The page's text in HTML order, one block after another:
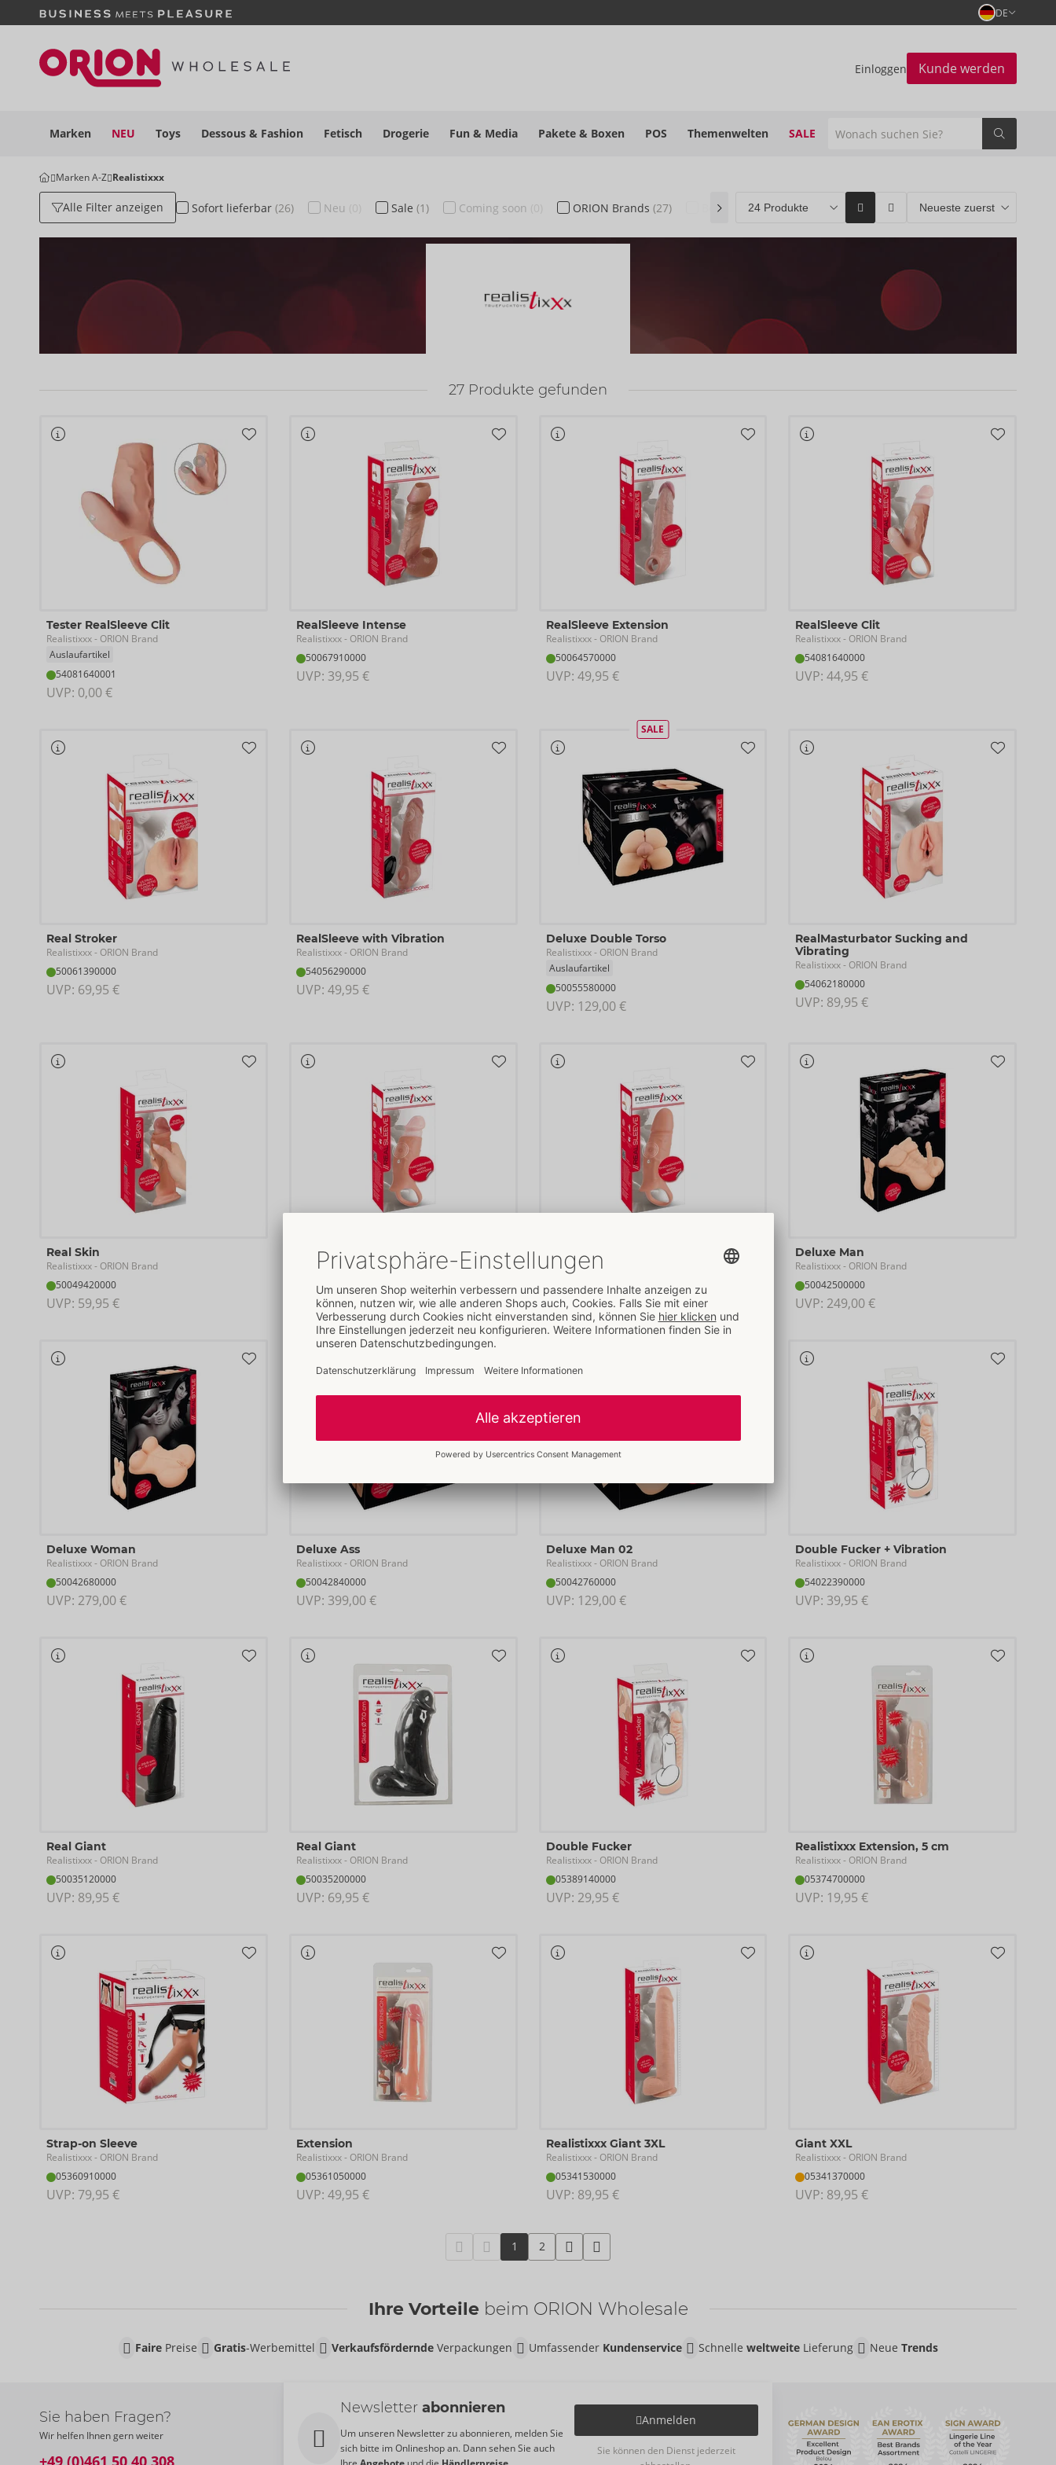
DE
Einloggen Kunde werden
Marken NEU Toys Dessous & Fashion Fetisch Drogerie Fun & Media Pakete & Boxen POS Themenwelten SALE
Marken A-Z Realistixxx
Alle Filter anzeigen Sofort lieferbar (26) Neu (0) Sale (1) Coming soon (0) ORION Brands (27) Bestseller(0)
27 Produkte gefunden
Tester RealSleeve Clit
Realistixxx- ORION Brand
Auslaufartikel
54081640001
UVP: 0,00 €
RealSleeve Intense
Realistixxx- ORION Brand
50067910000
UVP: 39,95 €
RealSleeve Extension
Realistixxx- ORION Brand
50064570000
UVP: 49,95 €
RealSleeve Clit
Realistixxx- ORION Brand
54081640000
UVP: 44,95 €
Real Stroker
Realistixxx- ORION Brand
50061390000
UVP: 69,95 €
RealSleeve with Vibration
Realistixxx- ORION Brand
54056290000
UVP: 49,95 €
SALE
Deluxe Double Torso
Realistixxx- ORION Brand
Auslaufartikel
50055580000
UVP: 129,00 €
RealMasturbator Sucking and
Vibrating
Realistixxx- ORION Brand
54062180000
UVP: 89,95 €
Real Skin
Realistixxx- ORION Brand
50049420000
UVP: 59,95 €
RealSleeve Open
Realistixxx - ORION Brand
54051490000
UVP: 39,95 €
RealSleeve Close
Realistixxx- ORION Brand
54051570000
UVP: 39,95 €
Deluxe Man
Realistixxx- ORION Brand
50042500000
UVP: 249,00 €
Deluxe Woman
Realistixxx- ORION Brand
50042680000
UVP: 279,00 €
Deluxe Ass
Realistixxx- ORION Brand
50042840000
UVP: 399,00 €
Deluxe Man 02
Realistixxx- ORION Brand
50042760000
UVP: 129,00 €
Double Fucker + Vibration
Realistixxx- ORION Brand
54022390000
UVP: 39,95 €
Real Giant
Realistixxx- ORION Brand
50035120000
UVP: 89,95 €
Real Giant
Realistixxx- ORION Brand
50035200000
UVP: 69,95 €
Double Fucker
Realistixxx- ORION Brand
05389140000
UVP: 29,95 €
Realistixxx Extension, 5 cm
Realistixxx- ORION Brand
05374700000
UVP: 19,95 €
Strap-on Sleeve
Realistixxx- ORION Brand
05360910000
UVP: 79,95 €
Extension
Realistixxx- ORION Brand
05361050000
UVP: 49,95 €
Realistixxx Giant 3XL
Realistixxx- ORION Brand
05341530000
UVP: 89,95 €
Giant XXL
Realistixxx- ORION Brand
05341370000
UVP: 89,95 €
1 2
Ihre Vorteile beim ORION Wholesale
FairePreise Gratis-Werbemittel VerkaufsförderndeVerpackungen Umfassender Kundenservice Schnelle weltweiteLieferung Neue Trends
Sie haben Fragen?
Wir helfen Ihnen gern weiter
Newsletter abonnieren
Um unseren Newsletter zu abonnieren, melden Sie
sich bitte im Onlineshop an. Dann sehen Sie auch
Anmelden
Sie können den Dienst jederzeit